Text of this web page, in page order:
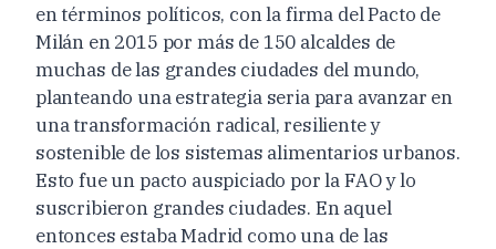
en términos políticos, con la firma del Pacto de
Milán en 2015 por más de 150 alcaldes de
muchas de las grandes ciudades del mundo,
planteando una estrategia seria para avanzar en
una transformación radical, resiliente y
sostenible de los sistemas alimentarios urbanos.
Esto fue un pacto auspiciado por la FAO y lo
suscribieron grandes ciudades. En aquel
entonces estaba Madrid como una de las